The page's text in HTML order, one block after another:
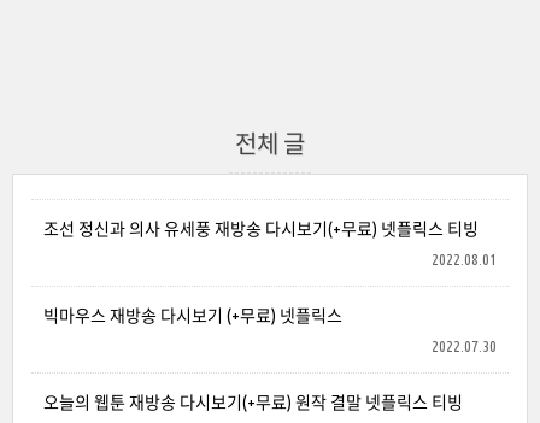
전체 글
조선 정신과 의사 유세풍 재방송 다시보기(+무료) 넷플릭스 티빙
2022.08.01
빅마우스 재방송 다시보기 (+무료) 넷플릭스
2022.07.30
오늘의 웹툰 재방송 다시보기(+무료) 원작 결말 넷플릭스 티빙